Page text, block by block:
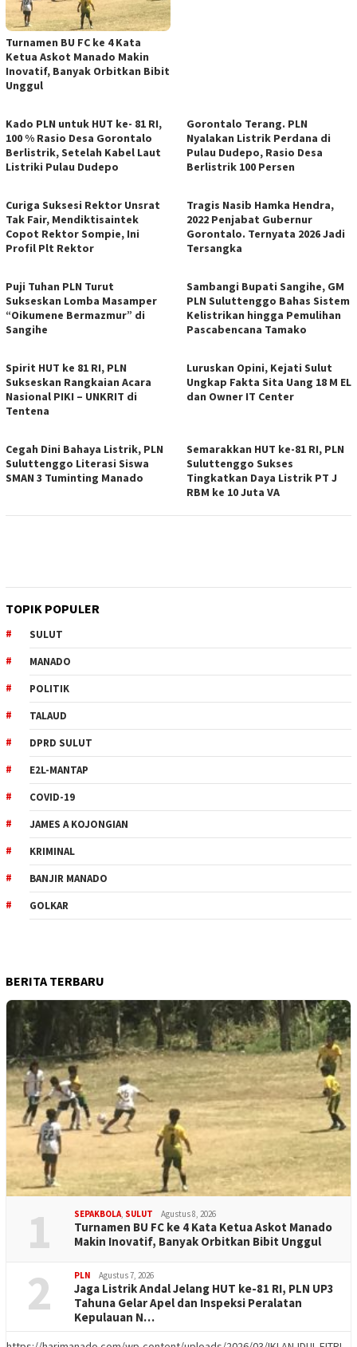
Turnamen BU FC ke 4 Kata
Ketua Askot Manado Makin
Inovatif, Banyak Orbitkan Bibit
Unggul
Kado PLN untuk HUT ke- 81 RI,
100 % Rasio Desa Gorontalo
Berlistrik, Setelah Kabel Laut
Listriki Pulau Dudepo
Gorontalo Terang. PLN
Nyalakan Listrik Perdana di
Pulau Dudepo, Rasio Desa
Berlistrik 100 Persen
Curiga Suksesi Rektor Unsrat
Tak Fair, Mendiktisaintek
Copot Rektor Sompie, Ini
Profil Plt Rektor
Tragis Nasib Hamka Hendra,
2022 Penjabat Gubernur
Gorontalo. Ternyata 2026 Jadi
Tersangka
Puji Tuhan PLN Turut
Sukseskan Lomba Masamper
“Oikumene Bermazmur” di
Sangihe
Sambangi Bupati Sangihe, GM
PLN Suluttenggo Bahas Sistem
Kelistrikan hingga Pemulihan
Pascabencana Tamako
Spirit HUT ke 81 RI, PLN
Sukseskan Rangkaian Acara
Nasional PIKI – UNKRIT di
Tentena
Luruskan Opini, Kejati Sulut
Ungkap Fakta Sita Uang 18 M EL
dan Owner IT Center
Cegah Dini Bahaya Listrik, PLN
Suluttenggo Literasi Siswa
SMAN 3 Tuminting Manado
Semarakkan HUT ke-81 RI, PLN
Suluttenggo Sukses
Tingkatkan Daya Listrik PT J
RBM ke 10 Juta VA
TOPIK POPULER
SULUT
MANADO
POLITIK
TALAUD
DPRD SULUT
E2L-MANTAP
COVID-19
JAMES A KOJONGIAN
KRIMINAL
BANJIR MANADO
GOLKAR
BERITA TERBARU
1 SEPAKBOLA SULUT Agustus 8, 2026
Turnamen BU FC ke 4 Kata Ketua Askot Manado
Makin Inovatif, Banyak Orbitkan Bibit Unggul
2 PLN Agustus 7, 2026
Jaga Listrik Andal Jelang HUT ke-81 RI, PLN UP3
Tahuna Gelar Apel dan Inspeksi Peralatan
Kepulauan N…